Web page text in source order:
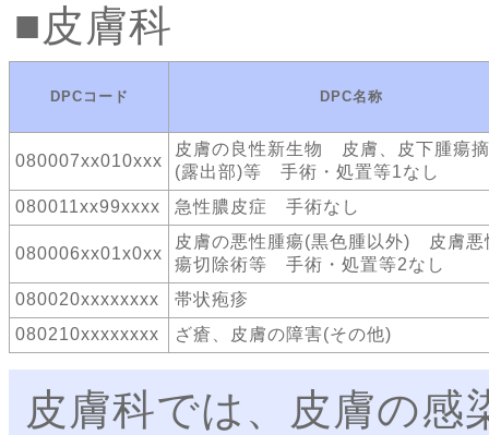
皮膚科
DPCコード DPC名称
080007xx010xxx
皮膚の良性新生物 皮膚、皮下腫瘍
(露出部)等 手術・処置等1なし
080011xx99xxxx
急性膿皮症 手術なし
080006xx01x0xx
皮膚の悪性腫瘍(黒色腫以外) 皮膚悪
瘍切除術等 手術・処置等2なし
080020xxxxxxxx
帯状疱疹
080210xxxxxxxx
ざ瘡、皮膚の障害(その他)
皮膚科では、皮膚の感